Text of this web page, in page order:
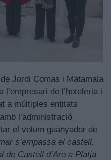
Jordi Comas i Matamala
l’empresari de l’hoteleria i
a múltiples entitats
l’administració
el volum guanyador de
s’empassa el castell.
de Castell d’Aro a Platja